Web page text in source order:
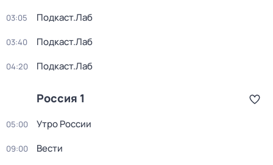
03:05 Подкаст.Лаб
03:40 Подкаст.Лаб
04:20 Подкаст.Лаб
Россия 1
05:00 Утро России
09:00 Вести